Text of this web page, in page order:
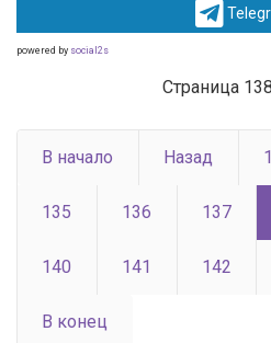
powered by social2s
Страница
В начало Назад
135 136 137
140 141 142
В конец